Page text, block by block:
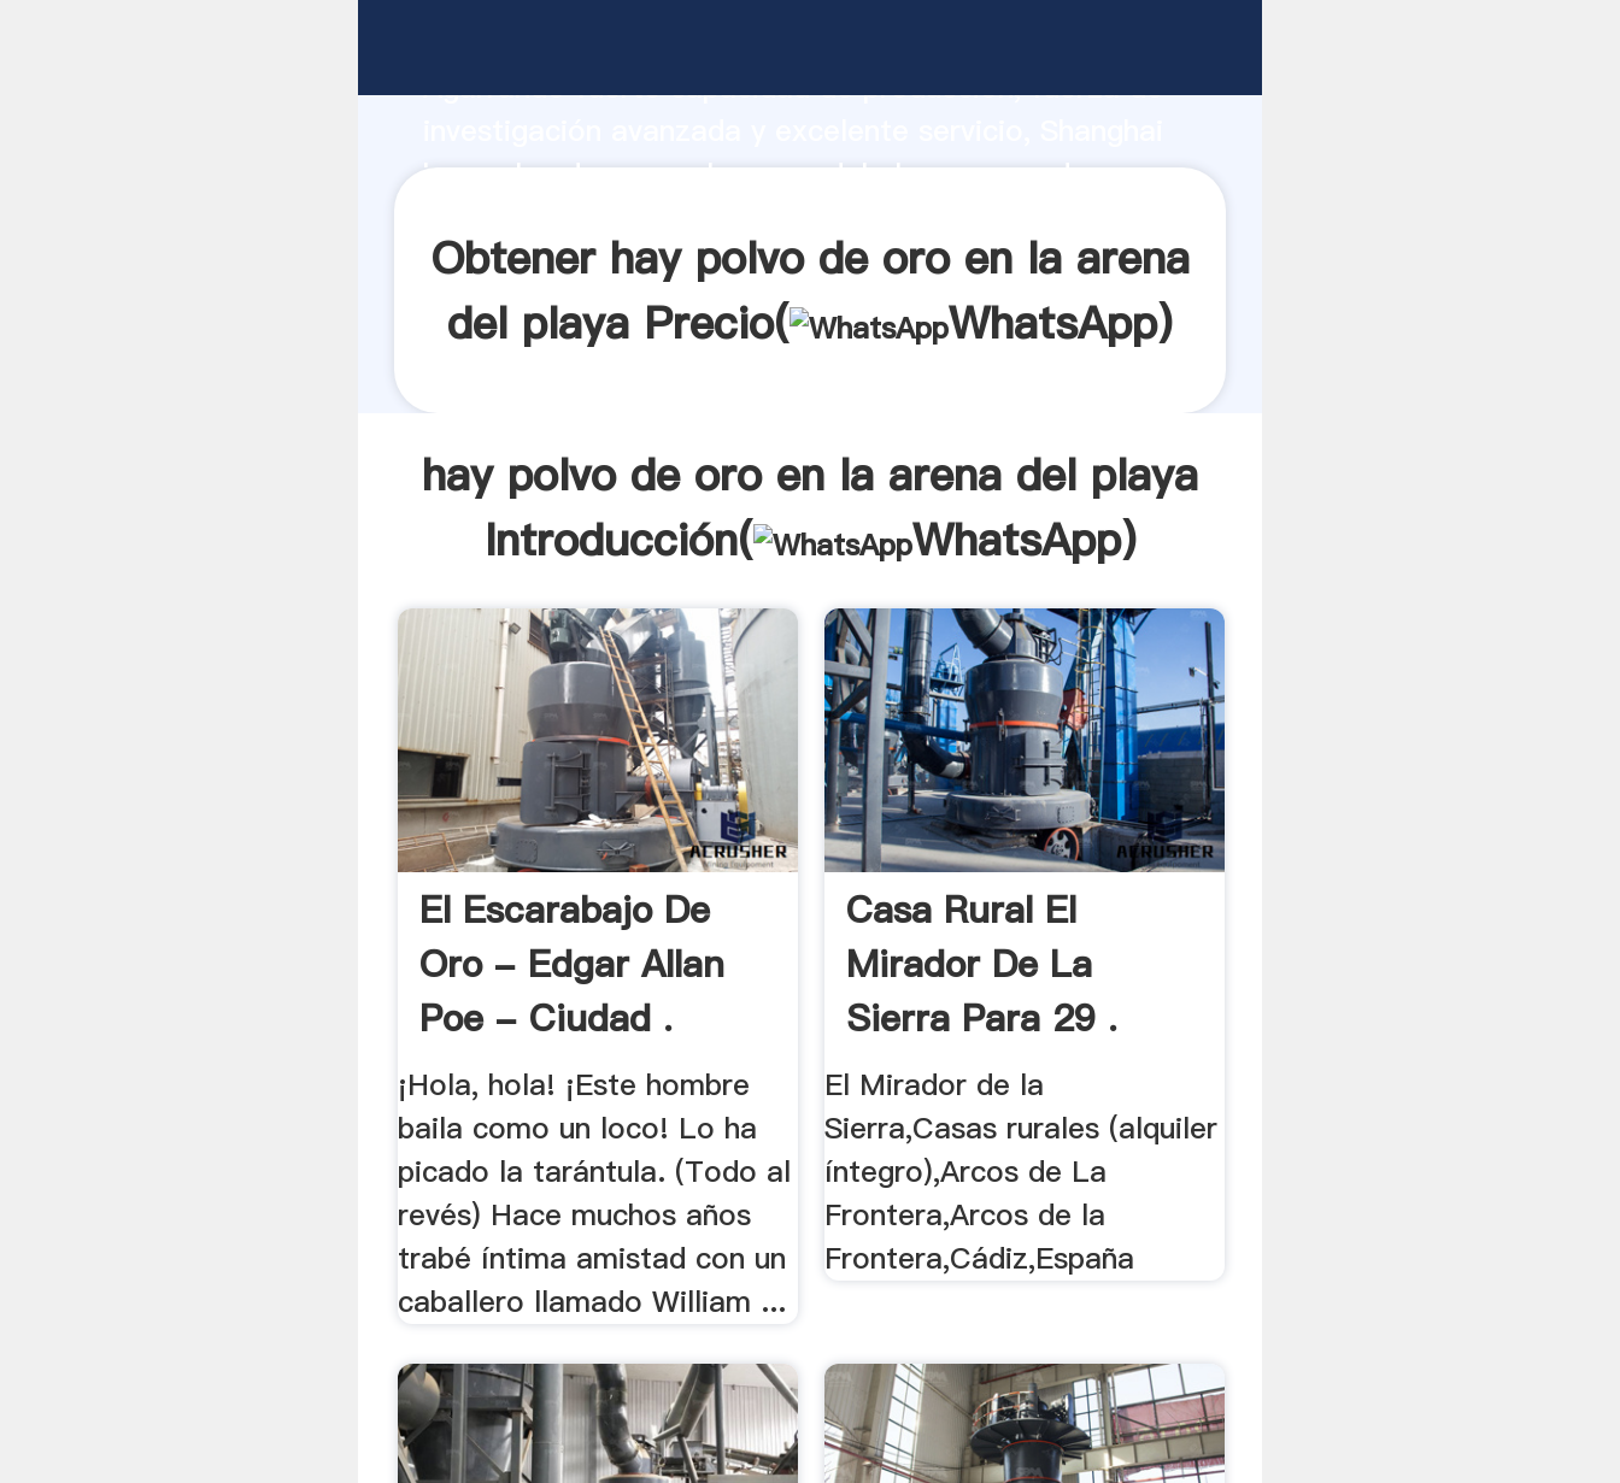
Agarrando fuerte capacidad de producción, fuerza de
hay polvo de oro en la arena del playa proveedor crea
Obtener hay polvo de oro en la arena
del playa Precio(
WhatsApp)
hay polvo de oro en la arena del playa
Introducción(
WhatsApp)
El Escarabajo De
Oro - Edgar Allan
Poe - Ciudad .
¡Hola, hola! ¡Este hombre
baila como un loco! Lo ha
picado la tarántula. (Todo al
revés) Hace muchos años
trabé íntima amistad con un
caballero llamado William ...
Casa Rural El
Mirador De La
Sierra Para 29 .
El Mirador de la
Sierra,Casas rurales (alquiler
íntegro),Arcos de La
Frontera,Arcos de la
Frontera,Cádiz,España